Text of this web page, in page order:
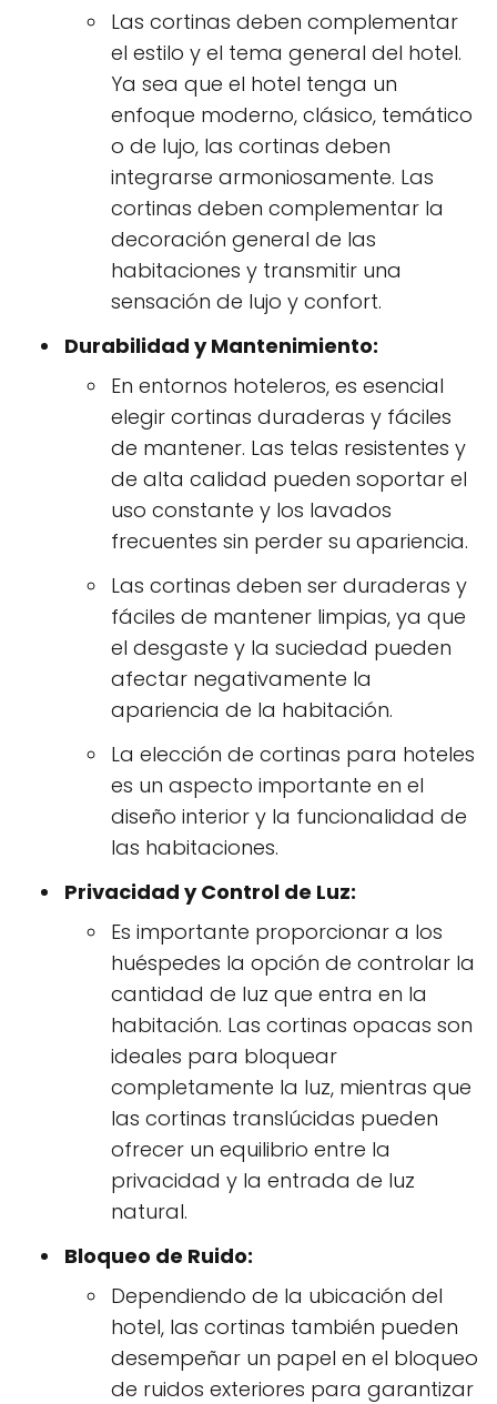
Las cortinas deben complementar
el estilo y el tema general del hotel.
Ya sea que el hotel tenga un
enfoque moderno, clásico, temático
o de lujo, las cortinas deben
integrarse armoniosamente. Las
cortinas deben complementar la
decoración general de las
habitaciones y transmitir una
sensación de lujo y confort.
Durabilidad y Mantenimiento:
En entornos hoteleros, es esencial
elegir cortinas duraderas y fáciles
de mantener. Las telas resistentes y
de alta calidad pueden soportar el
uso constante y los lavados
frecuentes sin perder su apariencia.
Las cortinas deben ser duraderas y
fáciles de mantener limpias, ya que
el desgaste y la suciedad pueden
afectar negativamente la
apariencia de la habitación.
La elección de cortinas para hoteles
es un aspecto importante en el
diseño interior y la funcionalidad de
las habitaciones.
Privacidad y Control de Luz:
Es importante proporcionar a los
huéspedes la opción de controlar la
cantidad de luz que entra en la
habitación. Las cortinas opacas son
ideales para bloquear
completamente la luz, mientras que
las cortinas translúcidas pueden
ofrecer un equilibrio entre la
privacidad y la entrada de luz
natural.
Bloqueo de Ruido:
Dependiendo de la ubicación del
hotel, las cortinas también pueden
desempeñar un papel en el bloqueo
de ruidos exteriores para garantizar